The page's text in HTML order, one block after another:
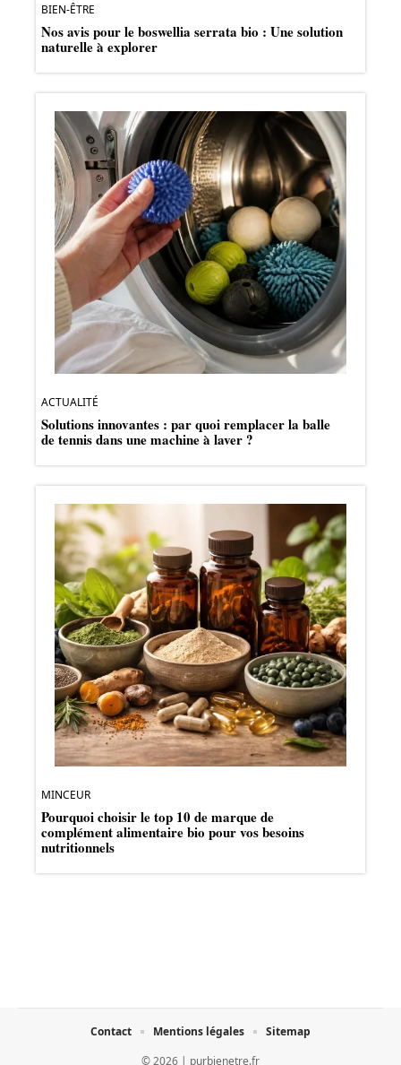
BIEN-ÊTRE
Nos avis pour le boswellia serrata bio : Une solution
naturelle à explorer
ACTUALITÉ
Solutions innovantes : par quoi remplacer la balle
de tennis dans une machine à laver ?
MINCEUR
Pourquoi choisir le top 10 de marque de
complément alimentaire bio pour vos besoins
nutritionnels
© 2026 | purbienetre.fr
Contact Mentions légales Sitemap